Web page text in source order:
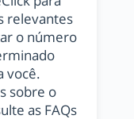
relevantes
o número
você.
sobre o
as FAQs